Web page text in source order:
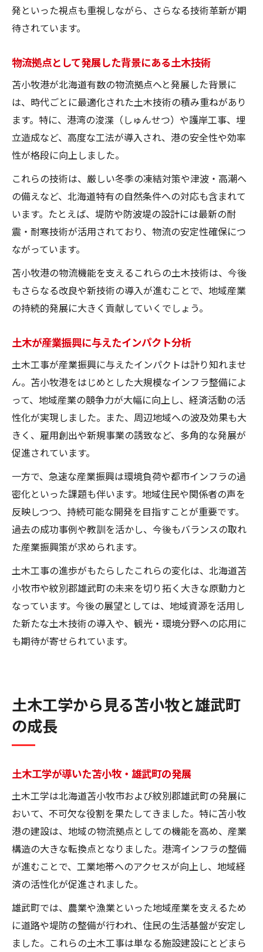
発といった視点も重視しながら、さらなる技術革新が期
待されています。
物流拠点として発展した背景にある土木技術
苫小牧港が北海道有数の物流拠点へと発展した背景に
は、時代ごとに最適化された土木技術の積み重ねがあり
ます。特に、港湾の浚渫（しゅんせつ）や護岸工事、埋
立造成など、高度な工法が導入され、港の安全性や効率
性が格段に向上しました。
これらの技術は、厳しい冬季の凍結対策や津波・高潮へ
の備えなど、北海道特有の自然条件への対応も含まれて
います。たとえば、堤防や防波堤の設計には最新の耐
震・耐寒技術が活用されており、物流の安定性確保につ
ながっています。
苫小牧港の物流機能を支えるこれらの土木技術は、今後
もさらなる改良や新技術の導入が進むことで、地域産業
の持続的発展に大きく貢献していくでしょう。
土木が産業振興に与えたインパクト分析
土木工事が産業振興に与えたインパクトは計り知れませ
ん。苫小牧港をはじめとした大規模なインフラ整備によ
って、地域産業の競争力が大幅に向上し、経済活動の活
性化が実現しました。また、周辺地域への波及効果も大
きく、雇用創出や新規事業の誘致など、多角的な発展が
促進されています。
一方で、急速な産業振興は環境負荷や都市インフラの過
密化といった課題も伴います。地域住民や関係者の声を
反映しつつ、持続可能な開発を目指すことが重要です。
過去の成功事例や教訓を活かし、今後もバランスの取れ
た産業振興策が求められます。
土木工事の進歩がもたらしたこれらの変化は、北海道苫
小牧市や紋別郡雄武町の未来を切り拓く大きな原動力と
なっています。今後の展望としては、地域資源を活用し
た新たな土木技術の導入や、観光・環境分野への応用に
も期待が寄せられています。
土木工学から見る苫小牧と雄武町
の成長
土木工学が導いた苫小牧・雄武町の発展
土木工学は北海道苫小牧市および紋別郡雄武町の発展に
おいて、不可欠な役割を果たしてきました。特に苫小牧
港の建設は、地域の物流拠点としての機能を高め、産業
構造の大きな転換点となりました。港湾インフラの整備
が進むことで、工業地帯へのアクセスが向上し、地域経
済の活性化が促進されました。
雄武町では、農業や漁業といった地域産業を支えるため
に道路や堤防の整備が行われ、住民の生活基盤が安定し
ました。これらの土木工事は単なる施設建設にとどまら